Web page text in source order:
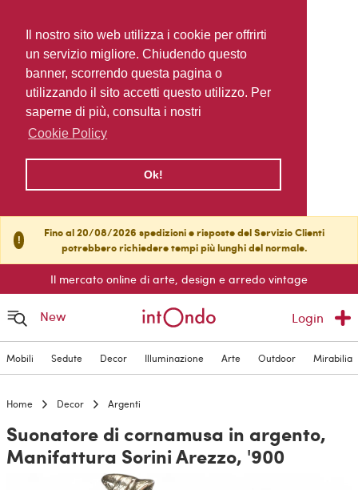
Il nostro sito web utilizza i cookie per offrirti
un servizio migliore. Chiudendo questo
banner, scorrendo questa pagina o
utilizzando il sito accetti questo utilizzo. Per
saperne di più, consulta i nostri
Cookie Policy
Ok!
!
Fino al 20/08/2026 spedizioni e risposte del Servizio Clienti
potrebbero richiedere tempi più lunghi del normale.
Il mercato online di arte, design e arredo vintage
New Login
Mobili Sedute Decor Illuminazione Arte Outdoor Mirabilia
Home Decor Argenti
Suonatore di cornamusa in argento,
Manifattura Sorini Arezzo, '900